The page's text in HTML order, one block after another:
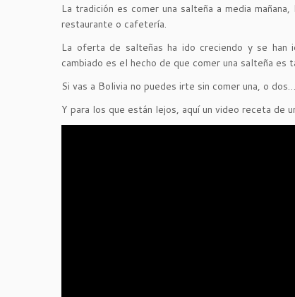
La tradición es comer una salteña a media
restaurante o cafetería.
La oferta de salteñas ha ido creciendo y se
cambiado es el hecho de que comer una salteña
Si vas a Bolivia no puedes irte sin comer una, o
Y para los que están lejos, aquí un video receta de